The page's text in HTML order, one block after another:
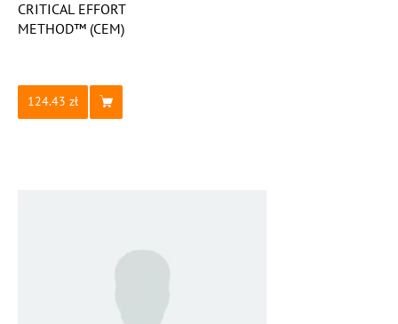
CRITICAL EFFORT
METHOD™ (CEM)
124.43